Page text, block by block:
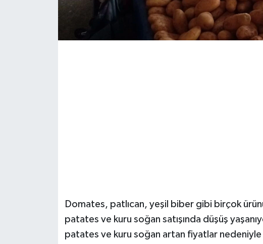
Domates, patlıcan, yeşil biber gibi birçok
patates ve kuru soğan satışında düşüş
patates ve kuru soğan artan fiyatlar nedeniyle